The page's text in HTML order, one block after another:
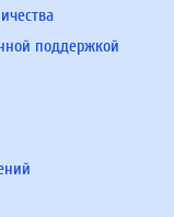
поддержкой